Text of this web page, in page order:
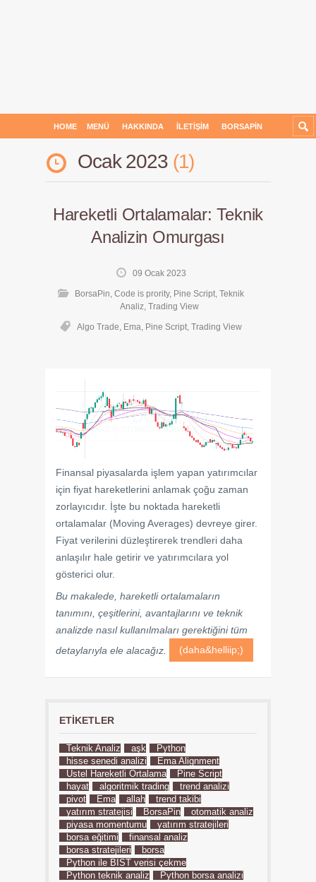
HOME MENÜ HAKKINDA İLETIŞIM BORSAPIN
Ocak 2023 1
Hareketli Ortalamalar: Teknik
Analizin Omurgası
09 Ocak 2023
BorsaPin, Code is prority, Pine Script, Teknik
Analiz, Trading View
Algo Trade, Ema, Pine Script, Trading View
Finansal piyasalarda işlem yapan yatırımcılar
için fiyat hareketlerini anlamak çoğu zaman
zorlayıcıdır. İşte bu noktada hareketli
ortalamalar (Moving Averages) devreye girer.
Fiyat verilerini düzleştirerek trendleri daha
anlaşılır hale getirir ve yatırımcılara yol
gösterici olur.
Bu makalede, hareketli ortalamaların
tanımını, çeşitlerini, avantajlarını ve teknik
analizde nasıl kullanılmaları gerektiğini tüm
detaylarıyla ele alacağız.
(daha&helliip;)
ETIKETLER
Teknik Analiz aşk
Python
hisse senedi analizi
Ema Alignment
Üstel Hareketli Ortalama
Pine Script
hayat
algoritmik trading
trend analizi
pivot
Ema allah
trend takibi
yatırım stratejisi
BorsaPin
otomatik analiz
piyasa momentumu
yatırım stratejileri
borsa eğitimi
finansal analiz
borsa stratejileri
borsa
Python ile BIST verisi çekme
Python teknik analiz
Python borsa analizi